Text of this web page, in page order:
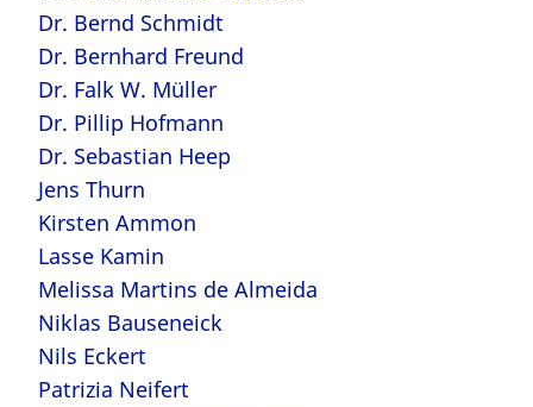
Dr. Bernd Schmidt
Dr. Bernhard Freund
Dr. Falk W. Müller
Dr. Pillip Hofmann
Dr. Sebastian Heep
Jens Thurn
Kirsten Ammon
Lasse Kamin
Melissa Martins de Almeida
Niklas Bauseneick
Nils Eckert
Patrizia Neifert